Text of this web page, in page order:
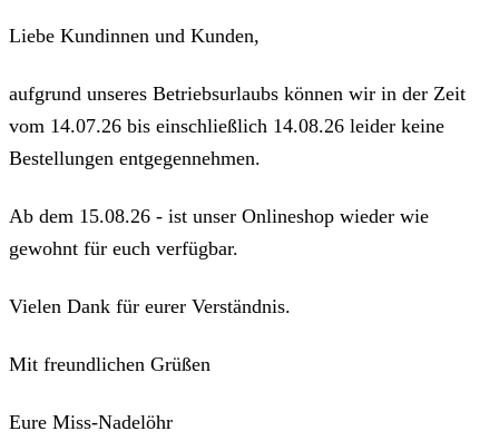
Liebe Kundinnen und Kunden,
aufgrund unseres Betriebsurlaubs können wir in der Zeit
vom 14.07.26 bis einschließlich 14.08.26 leider keine
Bestellungen entgegennehmen.
Ab dem 15.08.26 - ist unser Onlineshop wieder wie
gewohnt für euch verfügbar.
Vielen Dank für eurer Verständnis.
Mit freundlichen Grüßen
Eure Miss-Nadelöhr